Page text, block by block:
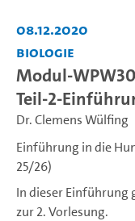
08.12.2020
Biologie
Modul-
Teil-2-
Dr. Clemens Wülfing
Einführung in die
25/26)
In dieser Einführung
zur 2. Vorlesung.